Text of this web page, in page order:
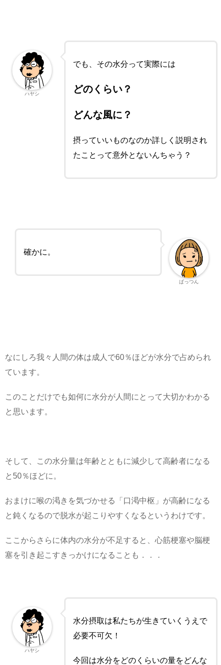
でも、その水分って実際には
どのくらい？
どんな風に？
摂っていいものなのか詳しく説明され
たことって意外とないんちゃう？
ハヤシ
確かに。
ぱっつん
なにしろ我々人間の体は成人で60％ほどが水分で占められ
ています。
このことだけでも如何に水分が人間にとって大切かわかる
と思います。
そして、この水分量は年齢とともに減少して高齢者になる
と50％ほどに。
おまけに喉の渇きを気づかせる「口渇中枢」が高齢になる
と鈍くなるので脱水が起こりやすくなるというわけです。
ここからさらに体内の水分が不足すると、心筋梗塞や脳梗
塞を引き起こすきっかけになることも．．．
水分摂取は私たちが生きていくうえで
必要不可欠！
今回は水分をどのくらいの量をどんな
ハヤシ